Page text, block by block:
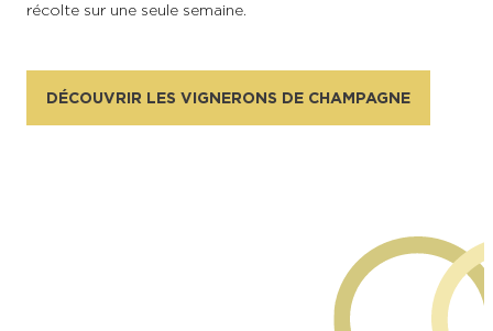
récolte sur une seule semaine.
DÉCOUVRIR LES VIGNERONS DE CHAMPAGNE